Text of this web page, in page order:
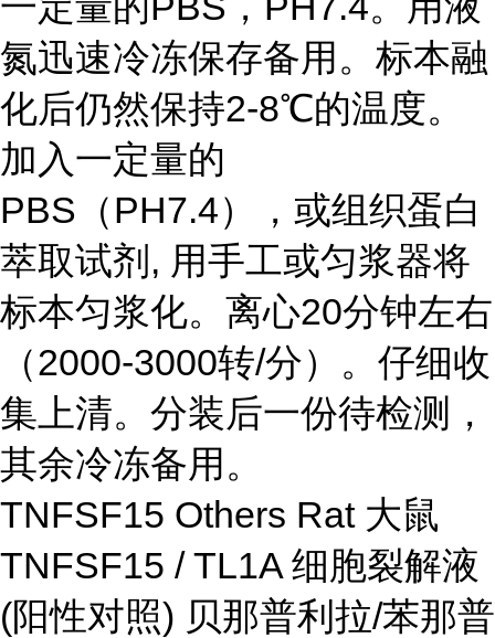
氮迅速冷冻保存备用。标本融
化后仍然保持2-8℃的温度。
加入一定量的
PBS（PH7.4），或组织蛋白
萃取试剂, 用手工或匀浆器将
标本匀浆化。离心20分钟左右
（2000-3000转/分）。仔细收
集上清。分装后一份待检测，
其余冷冻备用。
TNFSF15 Others Rat 大鼠
TNFSF15 / TL1A 细胞裂解液
(阳性对照) 贝那普利拉/苯那普